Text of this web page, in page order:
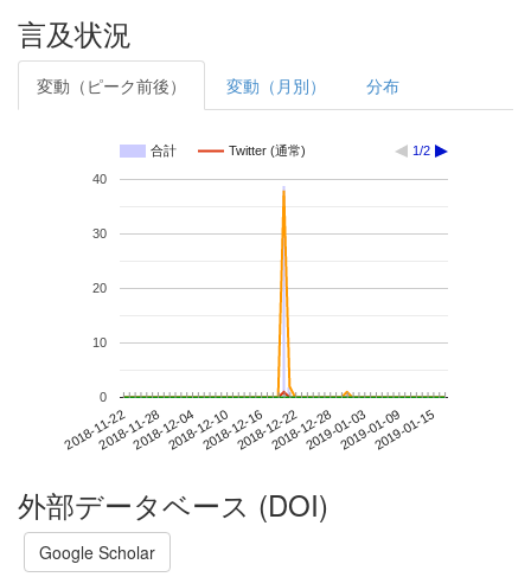
言及状況
変動（ピーク前後） 変動（月別） 分布
合計 Twitter (通常) 1/2
2018-11-222018-11-282018-12-042018-12-102018-12-162018-12-222018-12-282019-01-032019-01-092019-01-15
0
10
20
30
40
外部データベース (DOI)
Google Scholar